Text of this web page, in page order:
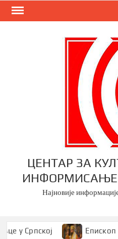
Skip
ЦЕНТАР ЗА
ИНФОРМИСАЊЕ
Најновије
у Српској Епископ